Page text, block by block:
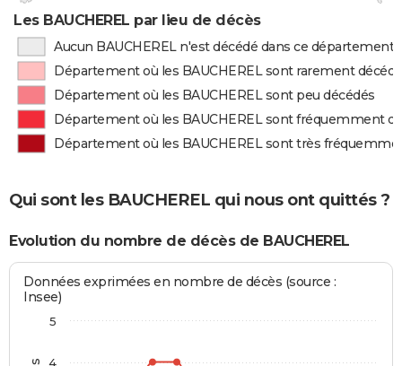
Les BAUCHEREL par lieu de décès
Aucun BAUCHEREL n'est décédé dans ce département
Département où les BAUCHEREL sont rarement
Département où les BAUCHEREL sont peu décédés
Département où les BAUCHEREL sont fréquemment
Département où les BAUCHEREL sont très
Qui sont les BAUCHEREL qui nous ont quittés ?
Evolution du nombre de décès de BAUCHEREL
Données exprimées en nombre de décès (source :
Insee)
4
5